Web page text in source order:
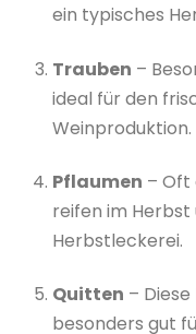
ein typisches
Trauben –
ideal für den
Weinproduktion.
Pflaumen – Oft
reifen im Herbst
Herbstleckerei.
Quitten –
besonders gut